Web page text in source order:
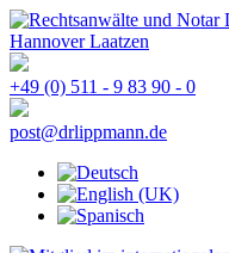
+49 (0) 511 - 9 83 90 - 0
post@drlippmann.de